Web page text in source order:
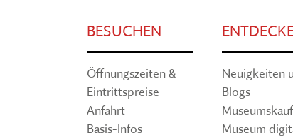
BESUCHEN
Öffnungszeiten &
Eintrittspreise
Anfahrt
Basis-Infos
Neuigkeiten
Blogs
Museum